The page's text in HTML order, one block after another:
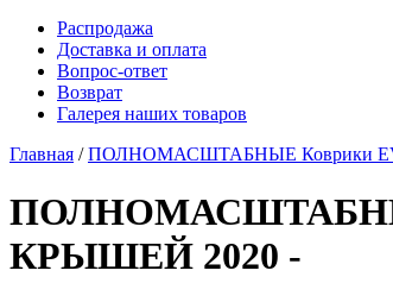
Распродажа
Доставка и оплата
Вопрос-ответ
Возврат
Галерея наших товаров
Главная /ПОЛНОМАСШТАБНЫЕ Коврики
ПОЛНОМАСШТАБНЫЕ
КРЫШЕЙ 2020 -